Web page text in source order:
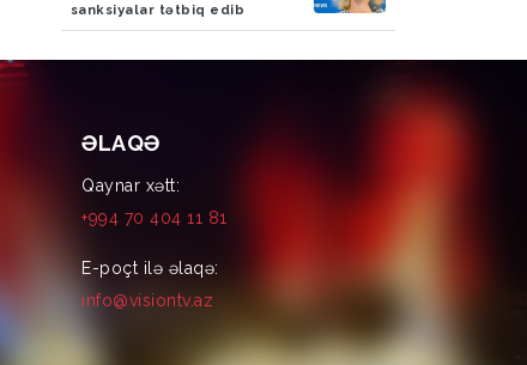
sanksiyalar tətbiq edib
ƏLAQƏ
Qaynar xətt:
+994 70 404 11 81
E-poçt ilə əlaqə:
info@visiontv.az